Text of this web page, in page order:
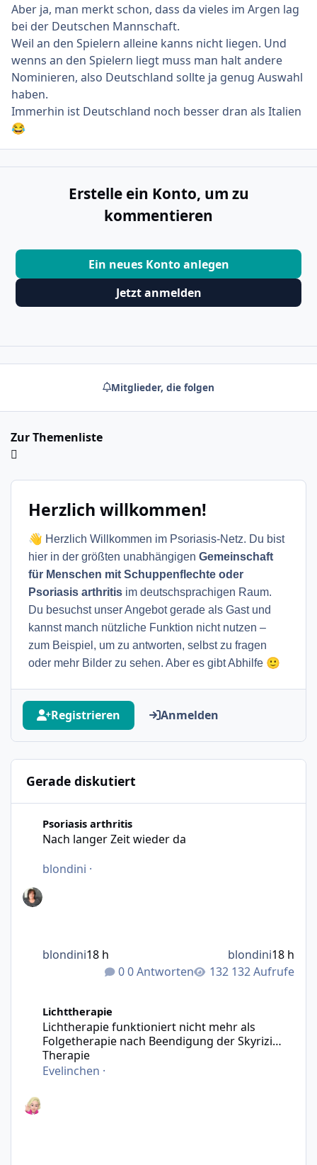
Aber ja, man merkt schon, dass da vieles im Argen lag
bei der Deutschen Mannschaft.
Weil an den Spielern alleine kanns nicht liegen. Und
wenns an den Spielern liegt muss man halt andere
Nominieren, also Deutschland sollte ja genug Auswahl
haben.
Immerhin ist Deutschland noch besser dran als Italien
😂
Erstelle ein Konto, um zu
kommentieren
Ein neues Konto anlegen
Jetzt anmelden
Mitglieder, die folgen
Zur Themenliste
Herzlich willkommen!
👋 Herzlich Willkommen im Psoriasis-Netz. Du bist
hier in der größten unabhängigen Gemeinschaft
für Menschen mit Schuppenflechte oder
Psoriasis arthritis im deutschsprachigen Raum.
Du besuchst unser Angebot gerade als Gast und
kannst manch nützliche Funktion nicht nutzen –
zum Beispiel, um zu antworten, selbst zu fragen
oder mehr Bilder zu sehen. Aber es gibt Abhilfe 🙂
Registrieren Anmelden
Gerade diskutiert
Psoriasis arthritis
Nach langer Zeit wieder da
blondini ·
0 Antworten 132 Aufrufe
blondini18 h blondini18 h
Lichttherapie
Lichtherapie funktioniert nicht mehr als
Folgetherapie nach Beendigung der Skyrizi
Therapie
Evelinchen ·